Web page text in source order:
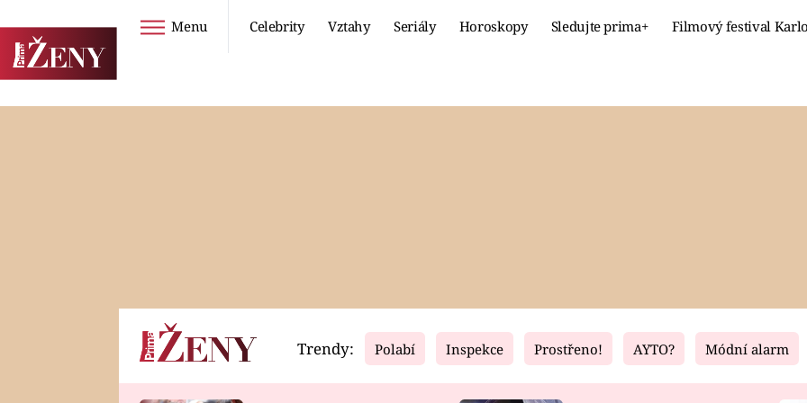
Menu Celebrity Vztahy Seriály Horoskopy Sledujte prima+ Filmový festival
Horoskopy Video Fresh Living
Trendy: Polabí Inspekce Prostřeno! AYTO? Módní alarm